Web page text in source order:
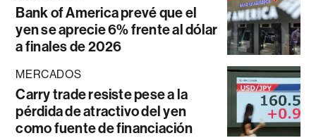
Bank of America prevé que el
yen se aprecie 6% frente al dólar
a finales de 2026
MERCADOS
Carry trade resiste pese a la
pérdida de atractivo del yen
como fuente de financiación